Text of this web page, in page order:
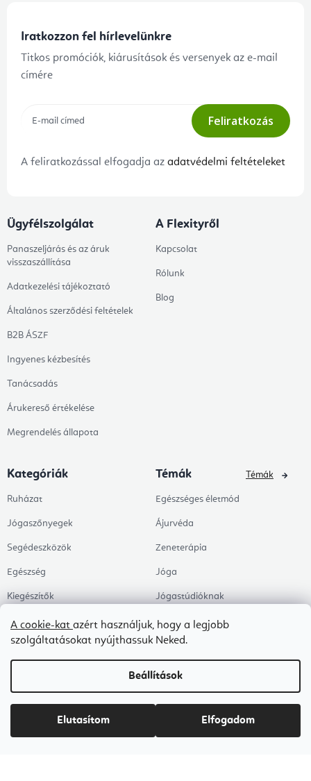
A cookie-kat azért használjuk, hogy a legjobb
szolgáltatásokat nyújthassuk Neked.
Beállítások
Elutasítom Elfogadom
Iratkozzon fel hírlevelünkre
Titkos promóciók, kiárusítások és versenyek az e-mail
címére
Feliratkozás
A feliratkozással elfogadja az adatvédelmi feltételeket
Ügyfélszolgálat
Panaszeljárás és az áruk
visszaszállítása
Adatkezelési tájékoztató
Általános szerződési feltételek
B2B ÁSZF
Ingyenes kézbesítés
Tanácsadás
Árukereső értékelése
Megrendelés állapota
A Flexityről
Kapcsolat
Rólunk
Blog
Kategóriák
Ruházat
Jógaszőnyegek
Segédeszközök
Egészség
Kiegészítők
Árengedmények
Témák
Témák
Egészséges életmód
Ájurvéda
Zeneterápia
Jóga
Jógastúdióknak
Pilates
Munkahely és Home Office
Zen és meditáció
Aromaterápia
Egészséges alvás
Témák